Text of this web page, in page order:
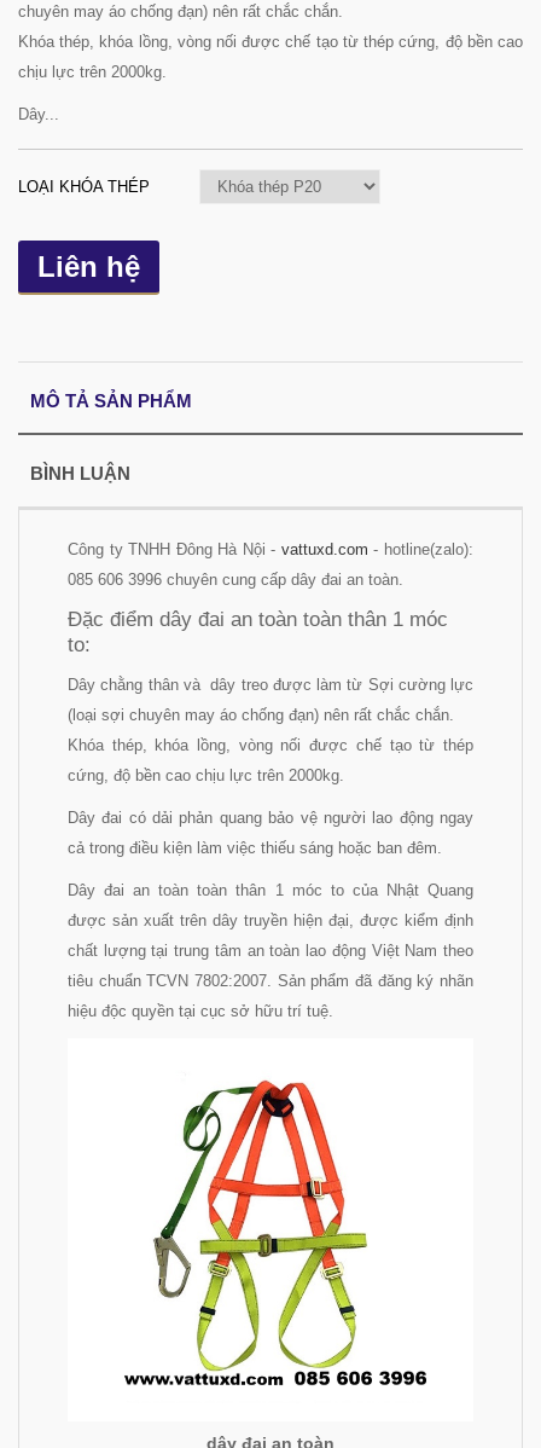
chuyên may áo chống đạn) nên rất chắc chắn.
Khóa thép, khóa lồng, vòng nối được chế tạo từ thép cứng, độ bền cao
chịu lực trên 2000kg.
Dây...
LOẠI KHÓA THÉP
Liên hệ
MÔ TẢ SẢN PHẨM
BÌNH LUẬN
Công ty TNHH Đông Hà Nội - vattuxd.com - hotline(zalo):
085 606 3996 chuyên cung cấp dây đai an toàn.
Đặc điểm dây đai an toàn toàn thân 1 móc
to:
Dây chằng thân và dây treo được làm từ Sợi cường lực
(loại sợi chuyên may áo chống đạn) nên rất chắc chắn.
Khóa thép, khóa lồng, vòng nối được chế tạo từ thép
cứng, độ bền cao chịu lực trên 2000kg.
Dây đai có dải phản quang bảo vệ người lao động ngay
cả trong điều kiện làm việc thiếu sáng hoặc ban đêm.
Dây đai an toàn toàn thân 1 móc to của Nhật Quang
được sản xuất trên dây truyền hiện đại,
được kiểm định
chất lượng tại trung tâm an toàn lao động Việt Nam theo
tiêu chuẩn TCVN 7802:2007 Sản phẩm đã đăng ký nhãn
hiệu độc quyền tại cục sở hữu trí tuệ.
dây đai an toàn